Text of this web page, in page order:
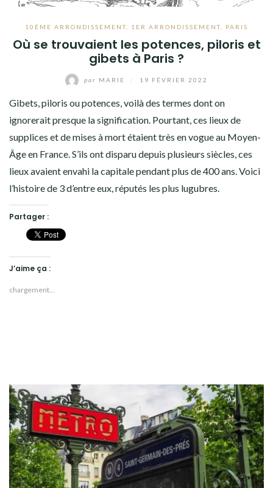
10ÈME ARRONDISSEMENT 1ER ARRONDISSEMENT PARIS
Où se trouvaient les potences, piloris et
gibets à Paris ?
par MARIE 19 FÉVRIER 2022
Gibets, piloris ou potences, voilà des termes dont on
ignorerait presque la signification. Pourtant, ces lieux de
supplices et de mises à mort étaient très en vogue au Moyen-
Âge en France. S’ils ont disparu depuis plusieurs siècles, ces
lieux avaient envahi la capitale pendant plus de 400 ans. Voici
l’histoire de 3 d’entre eux, réputés les plus lugubres.
Partager :
J’aime ça :
chargement…